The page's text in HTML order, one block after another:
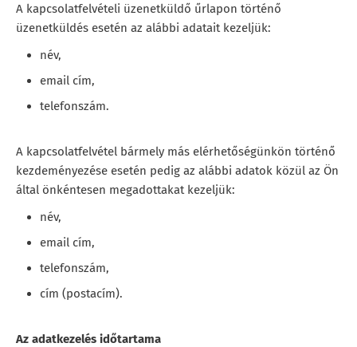
A kapcsolatfelvételi üzenetküldő űrlapon történő
üzenetküldés esetén az alábbi adatait kezeljük:
név,
email cím,
telefonszám.
A kapcsolatfelvétel bármely más elérhetőségünkön történő
kezdeményezése esetén pedig az alábbi adatok közül az Ön
által önkéntesen megadottakat kezeljük:
név,
email cím,
telefonszám,
cím (postacím).
Az adatkezelés időtartama